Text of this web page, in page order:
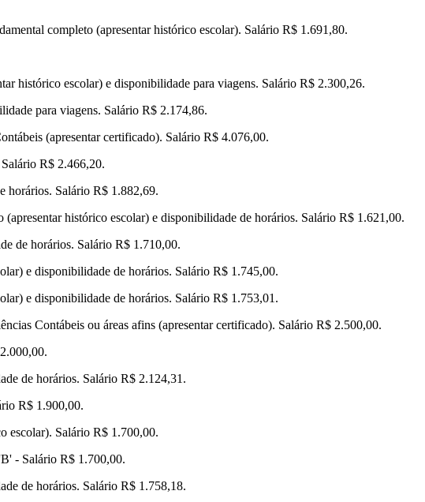
completo (apresentar histórico escolar). Salário R$ 1.691,80.
histórico escolar) e disponibilidade para viagens. Salário R$ 2.300,26.
para viagens. Salário R$ 2.174,86.
(apresentar certificado). Salário R$ 4.076,00.
R$ 2.466,20.
horários. Salário R$ 1.882,69.
histórico escolar) e disponibilidade de horários. Salário R$ 1.621,00.
de horários. Salário R$ 1.710,00.
e disponibilidade de horários. Salário R$ 1.745,00.
e disponibilidade de horários. Salário R$ 1.753,01.
Contábeis ou áreas afins (apresentar certificado). Salário R$ 2.500,00.
de horários. Salário R$ 2.124,31.
R$ 1.900,00.
escolar). Salário R$ 1.700,00.
- Salário R$ 1.700,00.
de horários. Salário R$ 1.758,18.